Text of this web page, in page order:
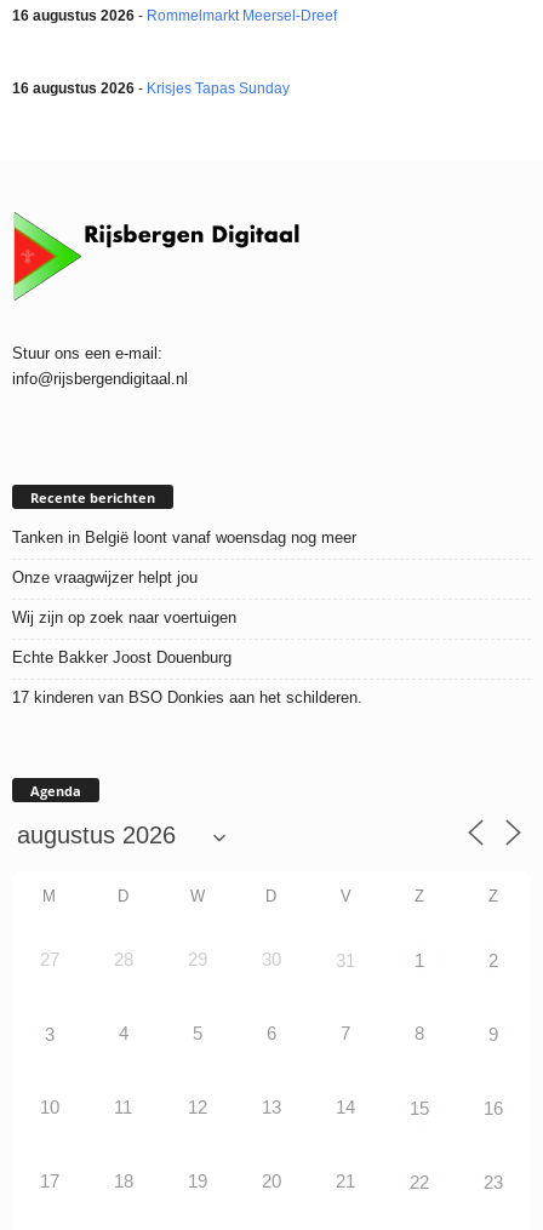
16 augustus 2026 - Rommelmarkt Meersel-Dreef
16 augustus 2026 - Krisjes Tapas Sunday
Stuur ons een e-mail:
info@rijsbergendigitaal.nl
Recente berichten
Tanken in België loont vanaf woensdag nog meer
Onze vraagwijzer helpt jou
Wij zijn op zoek naar voertuigen
Echte Bakker Joost Douenburg
17 kinderen van BSO Donkies aan het schilderen.
Agenda
M D W D V Z Z
27 28 29 30 31 1 2
3 4 5 6 7 8 9
10 11 12 13 14 15 16
17 18 19 20 21 22 23